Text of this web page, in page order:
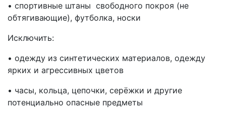
• спортивные штаны свободного покроя (не
обтягивающие), футболка, носки
Исключить:
• одежду из синтетических материалов, одежду
ярких и агрессивных цветов
• часы, кольца, цепочки, серёжки и другие
потенциально опасные предметы